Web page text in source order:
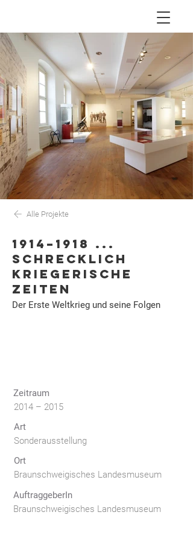
Alle Projekte
1914–1918 ...
SCHRECKLICH
KRIEGERISCHE
ZEITEN
Der Erste Weltkrieg und seine Folgen
Zeitraum
2014 – 2015
Art
Sonderausstellung
Ort
Braunschweigisches Landesmuseum
AuftraggeberIn
Braunschweigisches Landesmuseum